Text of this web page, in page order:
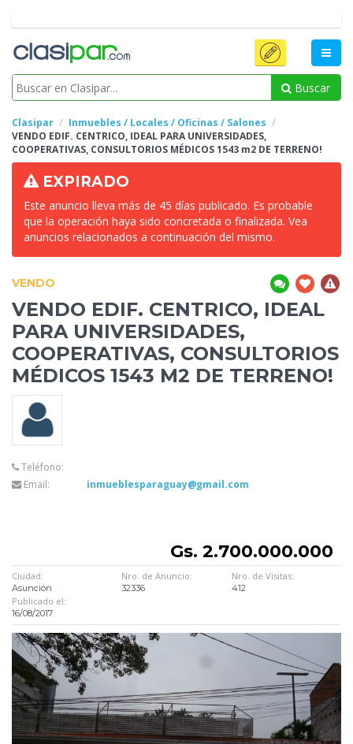
Buscar
Clasipar
Inmuebles / Locales / Oficinas / Salones
VENDO EDIF. CENTRICO, IDEAL PARA UNIVERSIDADES,
COOPERATIVAS, CONSULTORIOS MÉDICOS 1543 m2 DE TERRENO!
EXPIRADO
Este anuncio lleva más de 45 días publicado. Es probable
que la operación haya sido concretada o finalizada. Vea
anuncios relacionados a continuación del mismo.
VENDO
VENDO EDIF. CENTRICO, IDEAL
PARA UNIVERSIDADES,
COOPERATIVAS, CONSULTORIOS
MÉDICOS 1543 M2 DE TERRENO!
Teléfono:
Email:
inmueblesparaguay@gmail.com
Gs. 2.700.000.000
Ciudad:
Asunción
Nro. de Anuncio:
32336
Nro. de Visitas:
412
Publicado el:
16/08/2017